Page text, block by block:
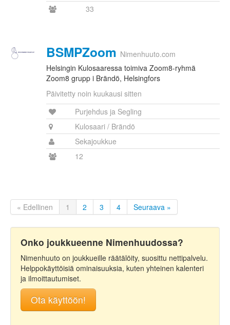
33
BSMPZoom Nimenhuuto.com
Helsingin Kulosaaressa toimiva Zoom8-ryhmä
Zoom8 grupp i Brändö, Helsingfors
Päivitetty noin kuukausi sitten
Purjehdus ja Segling
Kulosaari / Brändö
Sekajoukkue
12
« Edellinen 1 2 3 4 Seuraava »
Onko joukkueenne Nimenhuudossa?
Nimenhuuto on joukkueille räätälöity, suosittu nettipalvelu.
Helppokäyttöisiä ominaisuuksia, kuten yhteinen kalenteri
ja ilmoittautumiset.
Ota käyttöön!